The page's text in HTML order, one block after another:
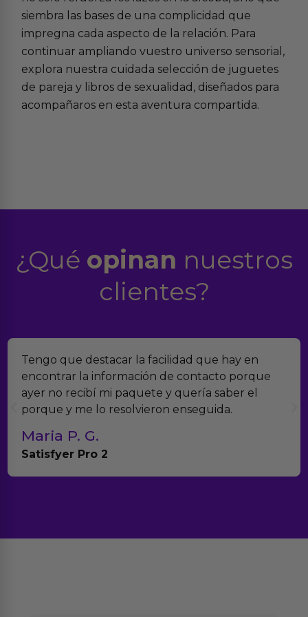
siembra las bases de una complicidad que
impregna cada aspecto de la relación. Para
continuar ampliando vuestro universo sensorial,
explora nuestra cuidada selección de juguetes
de pareja y libros de sexualidad , diseñados para
acompañaros en esta aventura compartida.
¿Qué opinan nuestros
clientes?
Tengo que destacar la facilidad que hay en
encontrar la información de contacto porque
ayer no recibí mi paquete y quería saber el
porque y me lo resolvieron enseguida.
Maria P. G.
Satisfyer Pro 2